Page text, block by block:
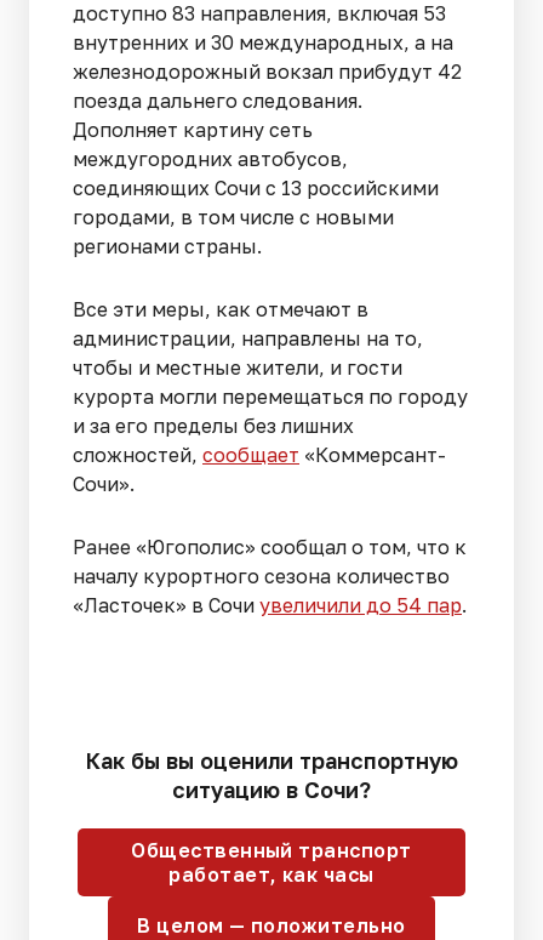
доступно 83 направления, включая 53
внутренних и 30 международных, а на
железнодорожный вокзал прибудут 42
поезда дальнего следования.
Дополняет картину сеть
междугородних автобусов,
соединяющих Сочи с 13 российскими
городами, в том числе с новыми
регионами страны.
Все эти меры, как отмечают в
администрации, направлены на то,
чтобы и местные жители, и гости
курорта могли перемещаться по городу
и за его пределы без лишних
сложностей, сообщает «Коммерсант-
Сочи».
Ранее «Югополис» сообщал о том, что к
началу курортного сезона количество
«Ласточек» в Сочи увеличили до 54 пар.
Как бы вы оценили транспортную
ситуацию в Сочи?
Общественный транспорт
работает, как часы
В целом — положительно